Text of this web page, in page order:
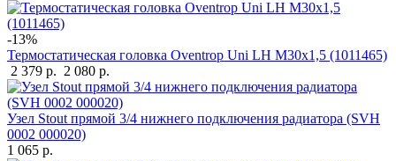
-13%
Термостатическая головка Oventrop Uni LH M30x1,5 (1011465)
2 379 р. 2 080 р.
Узел Stout прямой 3/4 нижнего подключения радиатора (SVH
0002 000020)
1 065 р.